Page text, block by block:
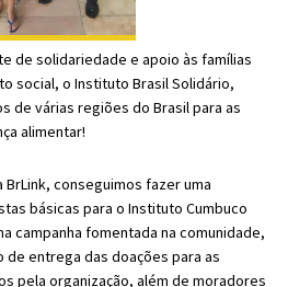
de solidariedade e apoio às famílias
social, o Instituto Brasil Solidário,
de várias regiões do Brasil para as
alimentar!
conseguimos fazer uma
básicas para o Instituto Cumbuco
campanha fomentada na comunidade,
de entrega das doações para as
pela organização, além de moradores